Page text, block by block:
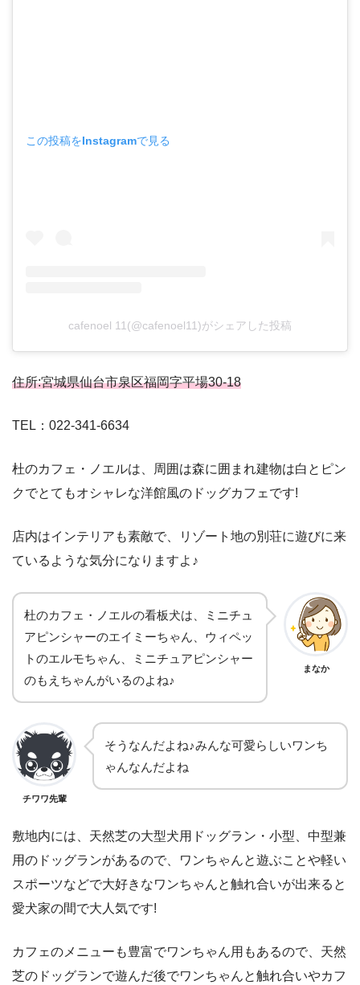
この投稿をInstagramで見る
cafenoel 11(@cafenoel11)がシェアした投稿
住所:宮城県仙台市泉区福岡字平場30-18
TEL：022-341-6634
杜のカフェ・ノエルは、周囲は森に囲まれ建物は白とピン
クでとてもオシャレな洋館風のドッグカフェです!
店内はインテリアも素敵で、リゾート地の別荘に遊びに来
ているような気分になりますよ♪
杜のカフェ・ノエルの看板犬は、ミニチュ
アピンシャーのエイミーちゃん、ウィペッ
トのエルモちゃん、ミニチュアピンシャー
のもえちゃんがいるのよね♪
まなか
チワワ先輩
そうなんだよね♪みんな可愛らしいワンち
ゃんなんだよね
敷地内には、天然芝の大型犬用ドッグラン・小型、中型兼
用のドッグランがあるので、ワンちゃんと遊ぶことや軽い
スポーツなどで大好きなワンちゃんと触れ合いが出来ると
愛犬家の間で大人気です!
カフェのメニューも豊富でワンちゃん用もあるので、天然
芝のドッグランで遊んだ後でワンちゃんと触れ合いやカフ